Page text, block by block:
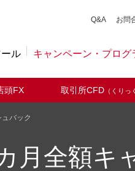
Q&Aキュー
お問
ル キャンペーン・プログ
頭FX 取引所CFD（くりっ
バック
月全額キ